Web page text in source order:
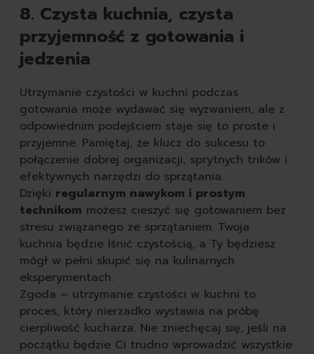
8. Czysta kuchnia, czysta
przyjemność z gotowania i
jedzenia
Utrzymanie czystości w kuchni podczas
gotowania może wydawać się wyzwaniem, ale z
odpowiednim podejściem staje się to proste i
przyjemne. Pamiętaj, że klucz do sukcesu to
połączenie dobrej organizacji, sprytnych trików i
efektywnych narzędzi do sprzątania.
Dzięki regularnym nawykom i prostym
technikom możesz cieszyć się gotowaniem bez
stresu związanego ze sprzątaniem. Twoja
kuchnia będzie lśnić czystością, a Ty będziesz
mógł w pełni skupić się na kulinarnych
eksperymentach.
Zgoda – utrzymanie czystości w kuchni to
proces, który nierzadko wystawia na próbę
cierpliwość kucharza. Nie zniechęcaj się, jeśli na
początku będzie Ci trudno wprowadzić wszystkie